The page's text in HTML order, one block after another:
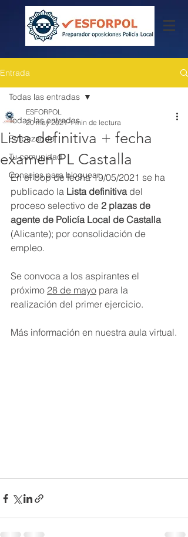
Entrada
Todas las entradas
Empezando
Tu comunidad
Consejos para bloguear
Todas las entradas
Lista definitiva + fecha
examen PL Castalla
ESFORPOL
20 may 2021 1 min de lectura
En el bop de fecha 19/05/2021 se ha
publicado la Lista definitiva del
proceso selectivo de 2 plazas de
agente de Policía Local de Castalla
(Alicante); por consolidación de
empleo.
Se convoca a los aspirantes el
próximo 28 de mayo para la
realización del primer ejercicio.
Más información en nuestra aula virtual.